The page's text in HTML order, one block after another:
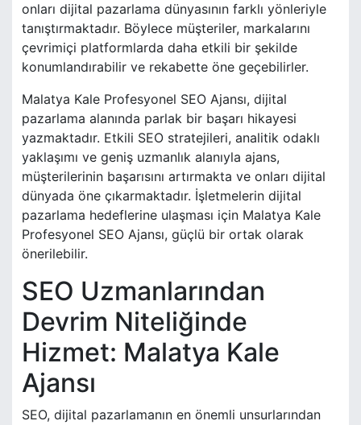
onları dijital pazarlama dünyasının farklı yönleriyle
tanıştırmaktadır. Böylece müşteriler, markalarını
çevrimiçi platformlarda daha etkili bir şekilde
konumlandırabilir ve rekabette öne geçebilirler.
Malatya Kale Profesyonel SEO Ajansı, dijital
pazarlama alanında parlak bir başarı hikayesi
yazmaktadır. Etkili SEO stratejileri, analitik odaklı
yaklaşımı ve geniş uzmanlık alanıyla ajans,
müşterilerinin başarısını artırmakta ve onları dijital
dünyada öne çıkarmaktadır. İşletmelerin dijital
pazarlama hedeflerine ulaşması için Malatya Kale
Profesyonel SEO Ajansı, güçlü bir ortak olarak
önerilebilir.
SEO Uzmanlarından
Devrim Niteliğinde
Hizmet: Malatya Kale
Ajansı
SEO, dijital pazarlamanın en önemli unsurlarından